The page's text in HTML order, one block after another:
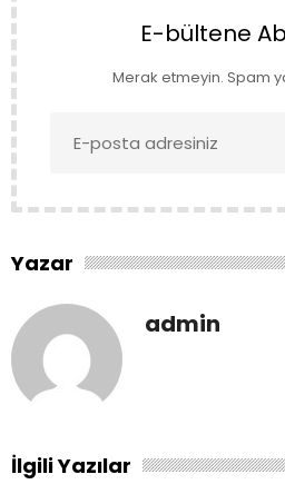
E-bültene
Merak etmeyin. Spam
Yazar
admin
İlgili Yazılar